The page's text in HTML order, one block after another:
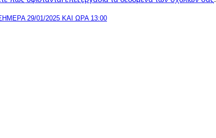
29/01/2025 ΚΑΙ ΩΡΑ 13:00